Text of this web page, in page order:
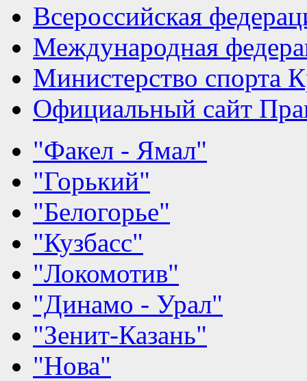
Всероссийская
Международная
Министерство спорта
Официальный сайт
"Факел - Ямал"
"Горький"
"Белогорье"
"Кузбасс"
"Локомотив"
"Динамо - Урал"
"Зенит-Казань"
"Нова"